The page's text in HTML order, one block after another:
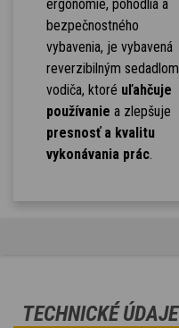
ergonómie, pohodlia a
bezpečnostného
vybavenia, je vybavená
reverzibilným sedadlom
vodiča, ktoré uľahčuje
používanie a zlepšuje
presnosť a kvalitu
vykonávania prác.
TECHNICKÉ ÚDAJE